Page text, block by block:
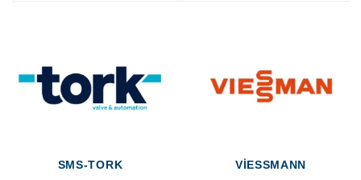
SMS-TORK VIESSMANN